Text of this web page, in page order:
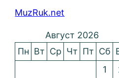
MuzRuk.net
Август 2026
Пн Вт Ср Чт Пт Сб
1